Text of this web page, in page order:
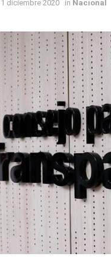
1 diciembre 2020 in Nacional